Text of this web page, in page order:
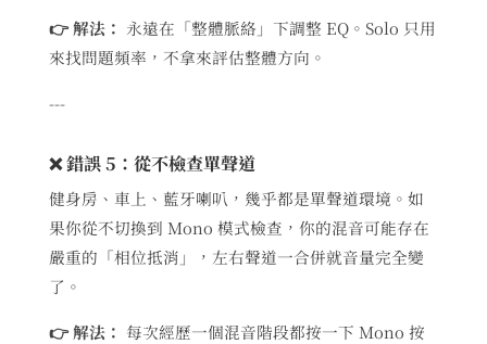
👉 解法： 永遠在「整體脈絡」下調整 EQ。Solo 只用
來找問題頻率，不拿來評估整體方向。
---
❌ 錯誤 5：從不檢查單聲道
健身房、車上、藍牙喇叭，幾乎都是單聲道環境。如
果你從不切換到 Mono 模式檢查，你的混音可能存在
嚴重的「相位抵消」，左右聲道一合併就音量完全變
了。
👉 解法： 每次經歷一個混音階段都按一下 Mono 按